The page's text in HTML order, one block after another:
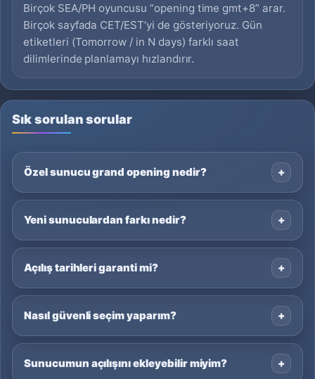
Birçok SEA/PH oyuncusu “opening time gmt+8” arar.
Birçok sayfada CET/EST’yi de gösteriyoruz. Gün
etiketleri (Tomorrow / in N days) farklı saat
dilimlerinde planlamayı hızlandırır.
Sık sorulan sorular
Özel sunucu grand opening nedir?
Yeni sunuculardan farkı nedir?
Açılış tarihleri garanti mi?
Nasıl güvenli seçim yaparım?
Sunucumun açılışını ekleyebilir miyim?